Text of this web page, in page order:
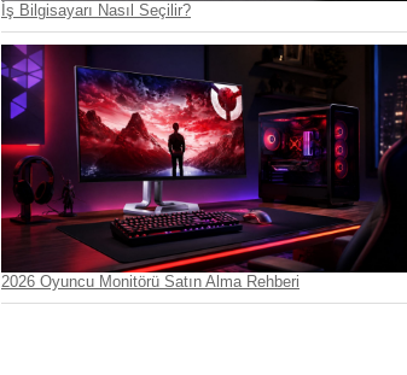
İş Bilgisayarı Nasıl Seçilir?
2026 Oyuncu Monitörü Satın Alma Rehberi